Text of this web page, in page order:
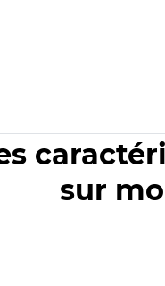
sur